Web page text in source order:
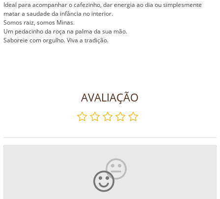
Ideal para acompanhar o cafezinho, dar energia ao dia ou simplesmente
matar a saudade da infância no interior.
Somos raiz, somos Minas.
Um pedacinho da roça na palma da sua mão.
Saboreie com orgulho. Viva a tradição.
AVALIAÇÃO